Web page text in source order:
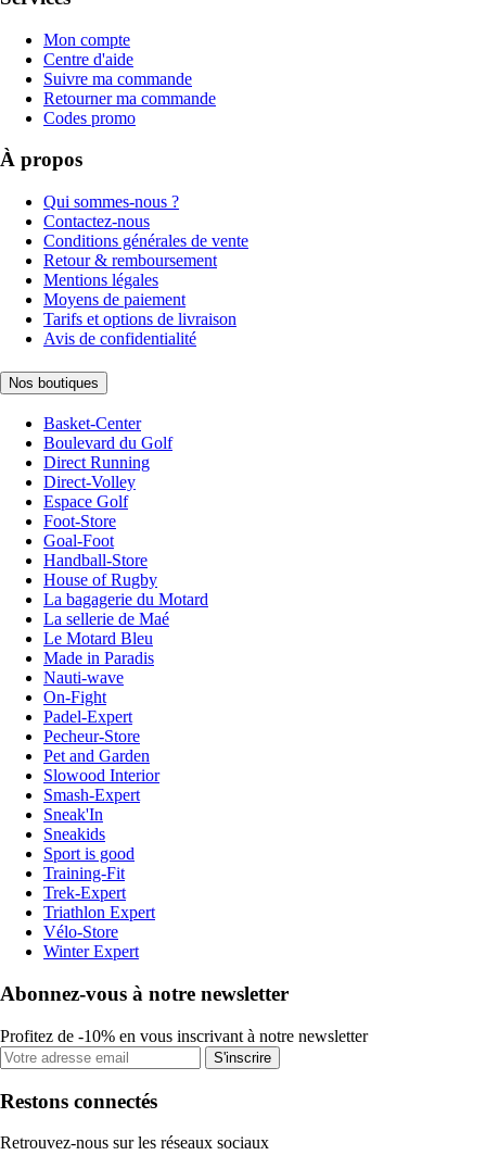
Mon compte
Centre d'aide
Suivre ma commande
Retourner ma commande
Codes promo
À propos
Qui sommes-nous ?
Contactez-nous
Conditions générales de vente
Retour & remboursement
Mentions légales
Moyens de paiement
Tarifs et options de livraison
Avis de confidentialité
Nos boutiques
Basket-Center
Boulevard du Golf
Direct Running
Direct-Volley
Espace Golf
Foot-Store
Goal-Foot
Handball-Store
House of Rugby
La bagagerie du Motard
La sellerie de Maé
Le Motard Bleu
Made in Paradis
Nauti-wave
On-Fight
Padel-Expert
Pecheur-Store
Pet and Garden
Slowood Interior
Smash-Expert
Sneak'In
Sneakids
Sport is good
Training-Fit
Trek-Expert
Triathlon Expert
Vélo-Store
Winter Expert
Abonnez-vous à notre newsletter
Profitez de -10% en vous inscrivant à notre newsletter
S'inscrire
Restons connectés
Retrouvez-nous sur les réseaux sociaux